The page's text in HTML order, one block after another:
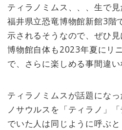
ティラノミムス、、、生で
福井県立恐竜博物館新館3階
示されるそうなので、ぜひ
博物館自体も2023年夏にリ
で、さらに楽しめる事間違い
ティラノミムスが話題にな
ノサウルスを「ティラノ」
でいた人は同じように呼ぶ